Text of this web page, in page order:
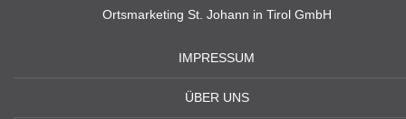
Ortsmarketing St. Johann in Tirol GmbH
IMPRESSUM
ÜBER UNS